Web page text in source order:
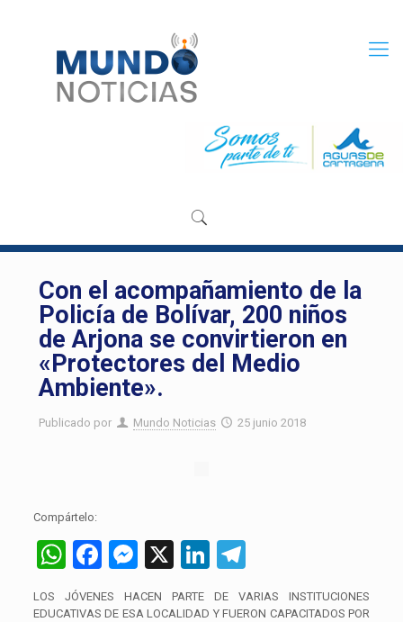
Con el acompañamiento de la
Policía de Bolívar, 200 niños
de Arjona se convirtieron en
«Protectores del Medio
Ambiente».
Publicado por Mundo Noticias 25 junio 2018
Compártelo:
WhatsApp
Facebook
Messenger
X LinkedIn
LOS JÓVENES HACEN PARTE DE VARIAS INSTITUCIONES
EDUCATIVAS DE ESA LOCALIDAD Y FUERON CAPACITADOS POR